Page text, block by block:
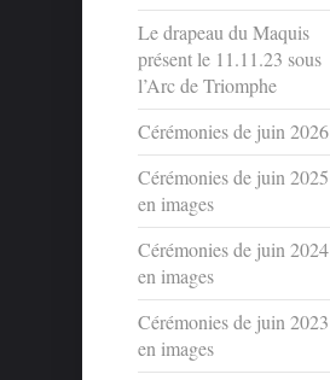
Le drapeau du Maquis
présent le 11.11.23 sous
l’Arc de Triomphe
Cérémonies de juin 2026
Cérémonies de juin 2025
en images
Cérémonies de juin 2024
en images
Cérémonies de juin 2023
en images